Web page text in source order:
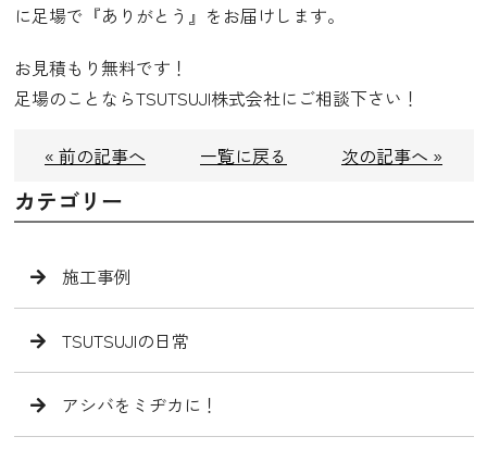
に足場で『ありがとう』をお届けします。
お見積もり無料です！
足場のことならTSUTSUJI株式会社にご相談下さい！
« 前の記事へ 一覧に戻る 次の記事へ »
カテゴリー
施工事例
TSUTSUJIの日常
アシバをミヂカに！